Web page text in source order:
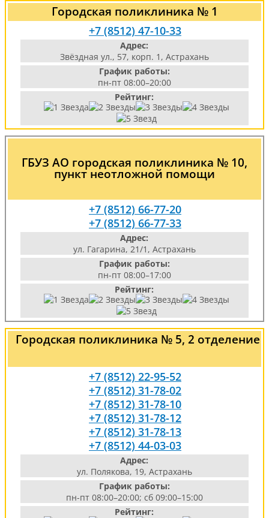
Городская поликлиника № 1
+7 (8512) 47-10-33
Адрес:
Звёздная ул., 57, корп. 1, Астрахань
График работы:
пн-пт 08:00–20:00
Рейтинг:
ГБУЗ АО городская поликлиника № 10,
пункт неотложной помощи
+7 (8512) 66-77-20
+7 (8512) 66-77-33
Адрес:
ул. Гагарина, 21/1, Астрахань
График работы:
пн-пт 08:00–17:00
Рейтинг:
Городская поликлиника № 5, 2 отделение
+7 (8512) 22-95-52
+7 (8512) 31-78-02
+7 (8512) 31-78-10
+7 (8512) 31-78-12
+7 (8512) 31-78-13
+7 (8512) 44-03-03
Адрес:
ул. Полякова, 19, Астрахань
График работы:
пн-пт 08:00–20:00; сб 09:00–15:00
Рейтинг: